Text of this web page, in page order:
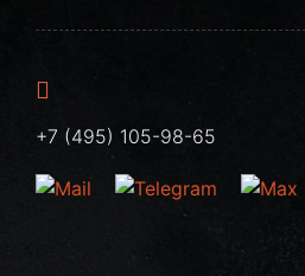
+7 (495) 105-98-65